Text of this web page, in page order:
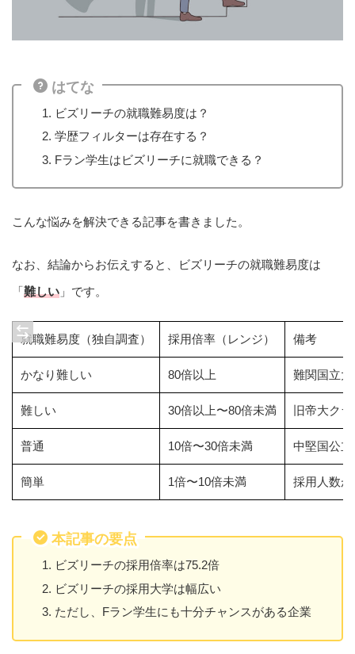
はてな
ビズリーチの就職難易度は？
学歴フィルターは存在する？
Fラン学生はビズリーチに就職できる？
こんな悩みを解決できる記事を書きました。
なお、結論からお伝えすると、ビズリーチの就職難易度は
「難しい 」です。
就職難易度（独自調査） 採用倍率（レンジ） 備考
かなり難しい 80倍以上 難関国立
難しい 30倍以上〜80倍未満 旧帝大ク
普通 10倍〜30倍未満 中堅国公
簡単 1倍〜10倍未満 採用人数
本記事の要点
ビズリーチの採用倍率は75.2倍
ビズリーチの採用大学は幅広い
ただし、Fラン学生にも十分チャンスがある企業